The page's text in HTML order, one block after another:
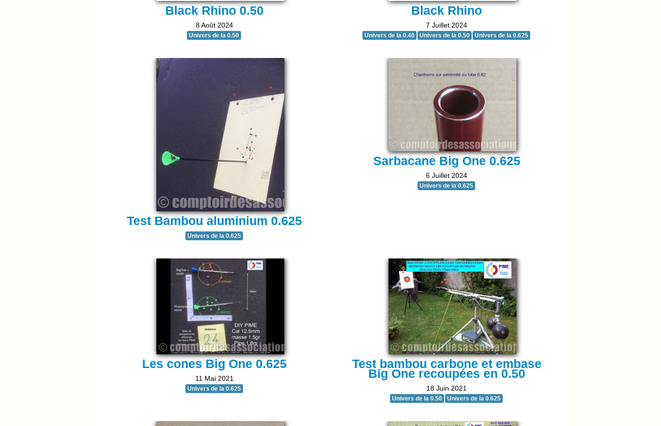
Black Rhino 0.50
8 Août 2024
Univers de la 0.50
Black Rhino
7 Juillet 2024
Univers de la 0.40 Univers de la 0.50 Univers de la 0.625
Test Bambou aluminium 0.625
Univers de la 0.625
Sarbacane Big One 0.625
6 Juillet 2024
Univers de la 0.625
Les cones Big One 0.625
11 Mai 2021
Univers de la 0.625
Test bambou carbone et embase
Big One recoupées en 0.50
18 Juin 2021
Univers de la 0.50 Univers de la 0.625